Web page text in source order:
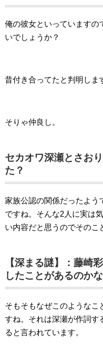
俺の彼女といっていますの
いでしょうか？
昔付き合ってたと判明しま
そりゃ仲良し。
セカオワ深瀬とさお
た？
家族公認の関係だったよう
ですね。そんな2人に実は
い内容だと思うのでそのこ
【深まる謎】：藤崎
したことがあるのか
そもそもなぜこのようなこ
すね。それは深瀬が作詞す
ると言われています。